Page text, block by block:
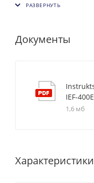
Документы
IEF-400E
1,6 мб
Характеристики